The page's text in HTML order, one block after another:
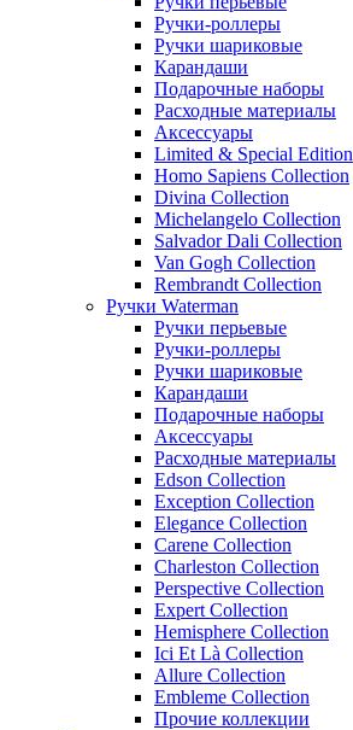
Ручки-роллеры
Ручки шариковые
Карандаши
Подарочные наборы
Расходные материалы
Аксессуары
Limited & Special Edition
Homo Sapiens Collection
Divina Collection
Michelangelo Collection
Salvador Dali Collection
Van Gogh Collection
Rembrandt Collection
Ручки Waterman
Ручки перьевые
Ручки-роллеры
Ручки шариковые
Карандаши
Подарочные наборы
Аксессуары
Расходные материалы
Edson Collection
Exception Collection
Elegance Collection
Carene Collection
Charleston Collection
Perspective Collection
Expert Collection
Hemisphere Collection
Ici Et Là Collection
Allure Collection
Embleme Collection
Прочие коллекции